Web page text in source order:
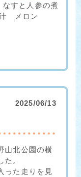
すと人参の煮
メロン
2025/06/13
山北公園の横
。
った走りを見